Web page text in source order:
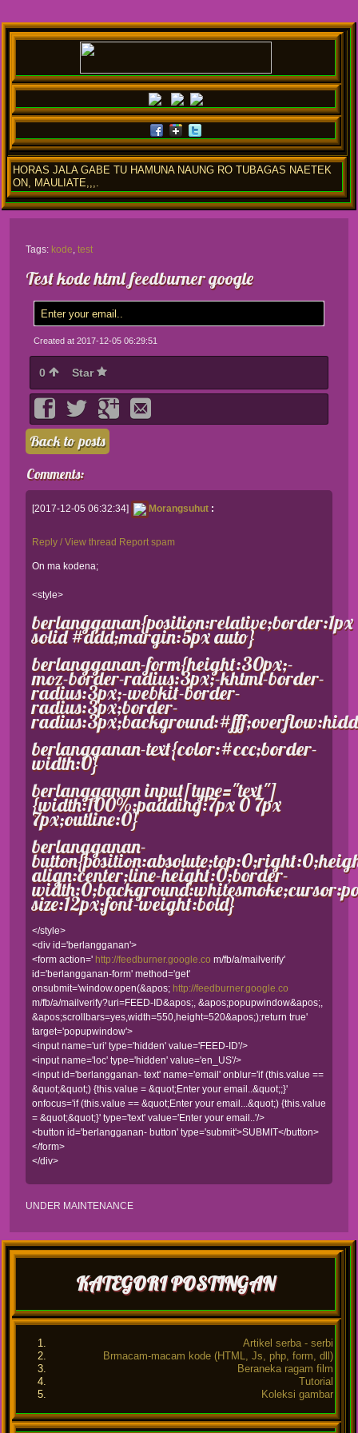
HORAS JALA GABE TU HAMUNA NAUNG RO TUBAGAS NAETEK
ON, MAULIATE,,,.
Tags: kode, test
Test kode html feedburner google
SUBMIT
Created at 2017-12-05 06:29:51
0 Star
Back to posts
Comments:
[2017-12-05 06:32:34] Morangsuhut :
Reply / View thread Report spam
On ma kodena;
<style>
berlangganan{position:relative;border:1px
solid #ddd;margin:5px auto}
berlangganan-form{height:30px;-
moz-border-radius:3px;-khtml-border-
radius:3px;-webkit-border-
radius:3px;border-
berlangganan-text{color:#ccc;border-
width:0}
berlangganan input[type="text"]
{width:100%;padding:7px 0 7px
7px;outline:0}
berlangganan-
align:center;line-height:0;border-
size:12px;font-weight:bold}
</style>
<div id='berlangganan'>
<form action=' http://feedburner.google.co m/fb/a/mailverify'
id='berlangganan-form' method='get'
onsubmit='window.open(&apos; http://feedburner.google.co
m/fb/a/mailverify?uri=FEED-ID&apos;, &apos;popupwindow&apos;,
&apos;scrollbars=yes,width=550,height=520&apos;);return true'
target='popupwindow'>
<input name='uri' type='hidden' value='FEED-ID'/>
<input name='loc' type='hidden' value='en_US'/>
<input id='berlangganan- text' name='email' onblur='if (this.value ==
&quot;&quot;) {this.value = &quot;Enter your email..&quot;;}'
onfocus='if (this.value == &quot;Enter your email...&quot;) {this.value
= &quot;&quot;}' type='text' value='Enter your email..'/>
<button id='berlangganan- button' type='submit'>SUBMIT</button>
</form>
</div>
UNDER MAINTENANCE
KATEGORI POSTINGAN
Artikel serba - serbi
Brmacam-macam kode (HTML, Js, php, form, dll)
Beraneka ragam film
Tutorial
Koleksi gambar